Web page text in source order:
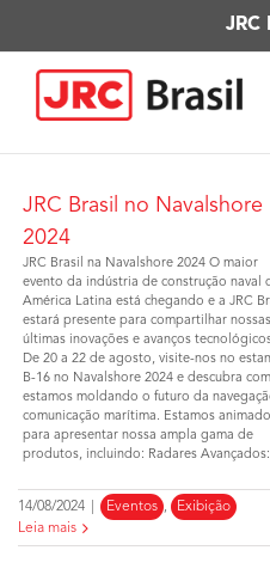
conteúdo
JRC
JRC Brasil no Navalshore
2024
JRC Brasil na Navalshore 2024 O maior
evento da indústria de construção naval
América Latina está chegando e a JRC
estará presente para compartilhar nossas
últimas inovações e avanços
De 20 a 22 de agosto, visite-nos no
B-16 no Navalshore 2024 e descubra
estamos moldando o futuro da
comunicação marítima. Estamos
para apresentar nossa ampla gama de
produtos, incluindo: Radares Avançados:
14/08/2024 Eventos ,
Exibição
Leia mais